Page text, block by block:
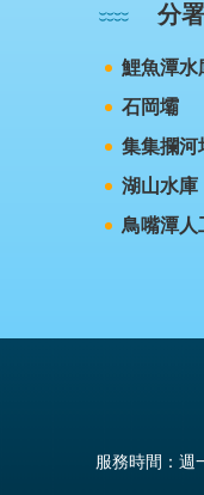
分
鯉魚潭水
石岡壩
集集攔河
湖山水庫
鳥嘴潭人
服務時間：